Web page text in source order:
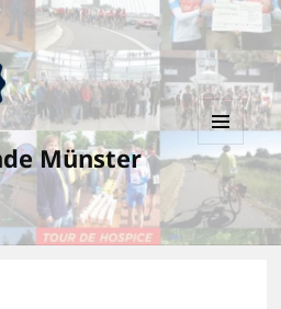
Münster
MENÜ
UND
WIDGETS